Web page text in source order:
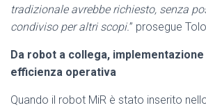
tradizionale avrebbe richiesto, senza
condiviso per altri scopi.” prosegue
Da robot a collega, implementazione
efficienza operativa
Quando il robot MiR è stato inserito